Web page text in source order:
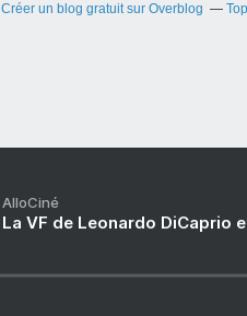
Créer un blog gratuit sur Overblog
AlloCiné
La VF de Leonardo DiCaprio